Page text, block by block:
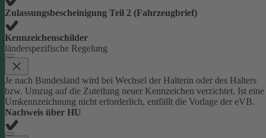
Zulassungsbescheinigung Teil 2 (Fahrzeugbrief)
Kennzeichenschilder
länderspezifische Regelung
Je nach Bundesland wird bei Wechsel der Halterin oder des Halters
bzw. Umzug auf die Zuteilung neuer Kennzeichen verzichtet. Ist eine
Umkennzeichnung nicht erforderlich, entfällt die Vorlage der eVB.
Nachweis über HU